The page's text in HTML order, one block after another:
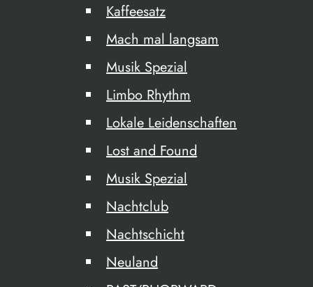
Kaffeesatz
Mach mal langsam
Musik Spezial
Limbo Rhythm
Lokale Leidenschaften
Lost and Found
Musik Spezial
Nachtclub
Nachtschicht
Neuland